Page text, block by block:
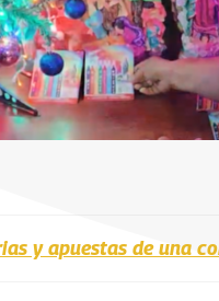
y apuestas de una